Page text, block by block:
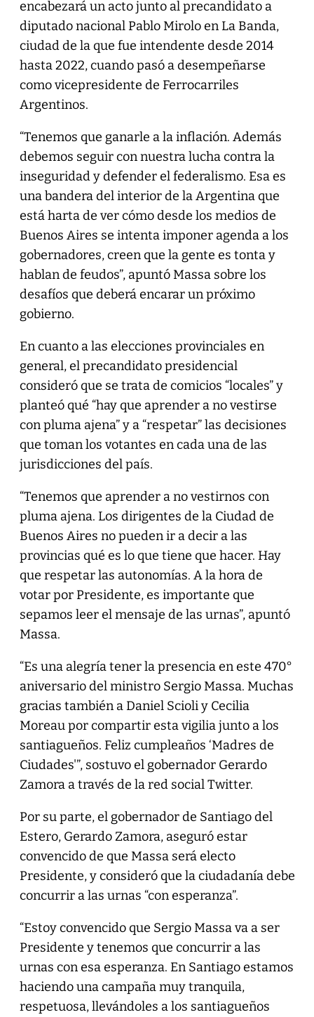
encabezará un acto junto al precandidato a
diputado nacional Pablo Mirolo en La Banda,
ciudad de la que fue intendente desde 2014
hasta 2022, cuando pasó a desempeñarse
como vicepresidente de Ferrocarriles
Argentinos.
“Tenemos que ganarle a la inflación. Además
debemos seguir con nuestra lucha contra la
inseguridad y defender el federalismo. Esa es
una bandera del interior de la Argentina que
está harta de ver cómo desde los medios de
Buenos Aires se intenta imponer agenda a los
gobernadores, creen que la gente es tonta y
hablan de feudos”, apuntó Massa sobre los
desafíos que deberá encarar un próximo
gobierno.
En cuanto a las elecciones provinciales en
general, el precandidato presidencial
consideró que se trata de comicios “locales” y
planteó qué “hay que aprender a no vestirse
con pluma ajena” y a “respetar” las decisiones
que toman los votantes en cada una de las
jurisdicciones del país.
“Tenemos que aprender a no vestirnos con
pluma ajena. Los dirigentes de la Ciudad de
Buenos Aires no pueden ir a decir a las
provincias qué es lo que tiene que hacer. Hay
que respetar las autonomías. A la hora de
votar por Presidente, es importante que
sepamos leer el mensaje de las urnas”, apuntó
Massa.
“Es una alegría tener la presencia en este 470°
aniversario del ministro Sergio Massa. Muchas
gracias también a Daniel Scioli y Cecilia
Moreau por compartir esta vigilia junto a los
santiagueños. Feliz cumpleaños ‘Madres de
Ciudades'”, sostuvo el gobernador Gerardo
Zamora a través de la red social Twitter.
Por su parte, el gobernador de Santiago del
Estero, Gerardo Zamora, aseguró estar
convencido de que Massa será electo
Presidente, y consideró que la ciudadanía debe
concurrir a las urnas “con esperanza”.
“Estoy convencido que Sergio Massa va a ser
Presidente y tenemos que concurrir a las
urnas con esa esperanza. En Santiago estamos
haciendo una campaña muy tranquila,
respetuosa, llevándoles a los santiagueños